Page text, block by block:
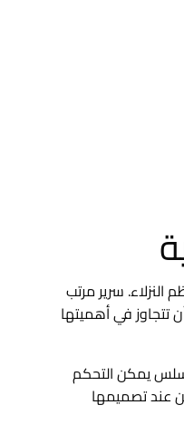
سرير مرتب
تتجاوز في أهميتها
سلس يمكن التحكم
عند تصميمها